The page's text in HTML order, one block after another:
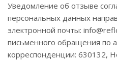
Уведомление об отзыве
персональных данных
электронной почты:
письменного обращения по
корреспонденции: 630132,